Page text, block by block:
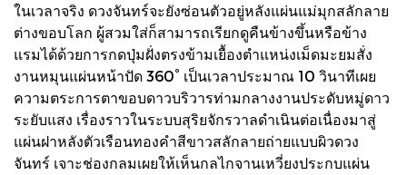
ในเวลาจริง ดวงจันทร์จะยังซ่อนตัวอยู่หลังแผ่นแม่มุกสลักลาย
ต่างขอบโลก ผู้สวมใส่ก็สามารถเรียกดูคืนข้างขึ้นหรือข้าง
แรมได้ด้วยการกดปุ่มฝั่งตรงข้ามเยื้องตำแหน่งเม็ดมะยมสั่ง
งานหมุนแผ่นหน้าปัด 360° เป็นเวลาประมาณ 10 วินาทีเผย
ความตระการตาขอบดาวบริวารท่ามกลางงานประดับหมู่ดาว
ระยับแสง เรื่องราวในระบบสุริยจักรวาลดำเนินต่อเนื่องมาสู่
แผ่นฝาหลังตัวเรือนทองคำสีขาวสลักลายถ่ายแบบผิวดวง
จันทร์ เจาะช่องกลมเผยให้เห็นกลไกจานเหวี่ยงประกบแผ่น